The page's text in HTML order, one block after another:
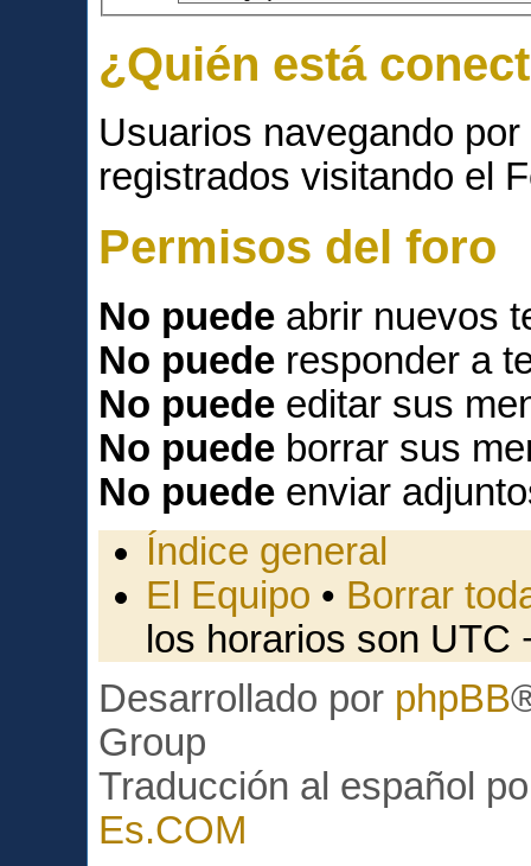
¿Quién está
Usuarios navegando
registrados visitando el
Permisos del foro
No puede abrir nuevos
No puede responder a
No puede editar sus
No puede borrar sus
No puede enviar
Índice general
El Equipo • Borrar
los horarios son UTC
Desarrollado por phpBB
Group
Traducción al español
Es.COM